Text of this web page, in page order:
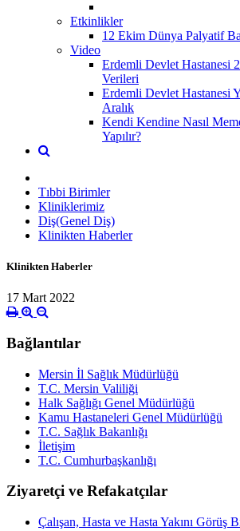
Etkinlikler
12 Ekim Dünya Palyatif
Video
Erdemli Devlet Hastanesi
Verileri
Erdemli Devlet Hastanesi
Aralık
Kendi Kendine Nasıl
Yapılır?
Tıbbi Birimler
Kliniklerimiz
Diş(Genel Diş)
Klinikten Haberler
Klinikten Haberler
17 Mart 2022
Bağlantılar
Mersin İl Sağlık Müdürlüğü
T.C. Mersin Valiliği
Halk Sağlığı Genel Müdürlüğü
Kamu Hastaneleri Genel Müdürlüğü
T.C. Sağlık Bakanlığı
İletişim
T.C. Cumhurbaşkanlığı
Ziyaretçi ve Refakatçılar
Çalışan, Hasta ve Hasta Yakını Görüş